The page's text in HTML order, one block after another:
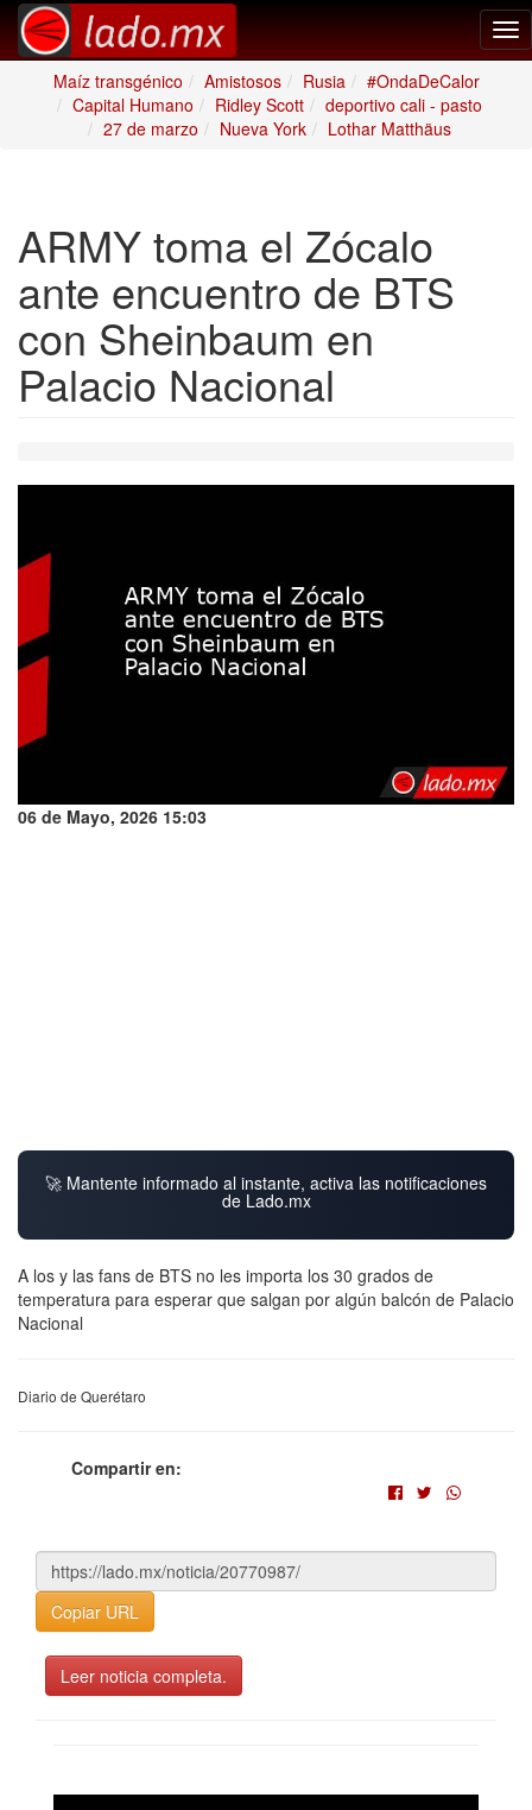
Maíz transgénico
Amistosos Rusia
#OndaDeCalor
Capital Humano
Ridley Scott
deportivo cali - pasto
27 de marzo
Nueva York Lothar Matthäus
ARMY toma el Zócalo
ante encuentro de BTS
con Sheinbaum en
Palacio Nacional
06 de Mayo, 2026 15:03
🚀 Mantente informado al instante, activa las notificaciones
de Lado.mx
A los y las fans de BTS no les importa los 30 grados de
temperatura para esperar que salgan por algún balcón de Palacio
Nacional
Diario de Querétaro
Compartir en:
Copiar URL
Leer noticia completa.